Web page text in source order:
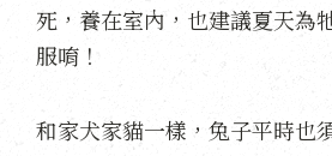
死，養在室內，也建議夏天為
服唷！
和家犬家貓一樣，兔子平時也